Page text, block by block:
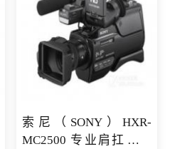
索尼（SONY）HXR-
MC2500 专业肩扛式存